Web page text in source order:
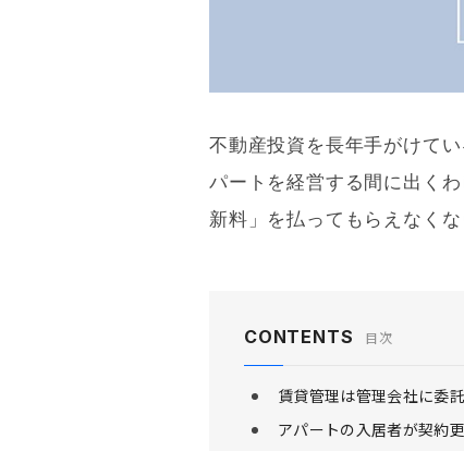
不動産投資を長年手がけて
パートを経営する間に出く
新料 」を払ってもらえなく
CONTENTS 目次
賃貸管理は管理会社に委託
アパートの入居者が契約